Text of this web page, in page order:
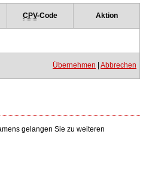
CPV-Code Aktion
Übernehmen Abbrechen
gelangen Sie zu weiteren